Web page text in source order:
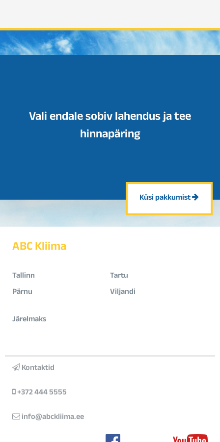
Vali endale sobiv lahendus ja tee
hinnapäring
Küsi pakkumist
ABC Kliima
Tallinn
Tartu
Pärnu
Viljandi
Järelmaks
Kontaktid
+372 444 5555
info@abckliima.ee